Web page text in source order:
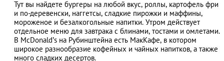
Тут вы найдете бургеры на любой вкус, роллы, картофель фри
и по-деревенски, наггетсы, сладкие пирожки и маффины,
мороженое и безалкогольные напитки. Утром действует
отдельное меню для завтрака с блинами, тостами и омлетами.
В McDonald’s на Рубинштейна есть МакКафе, в котором
широкое разнообразие кофейных и чайных напитков, а также
много сладких десертов.